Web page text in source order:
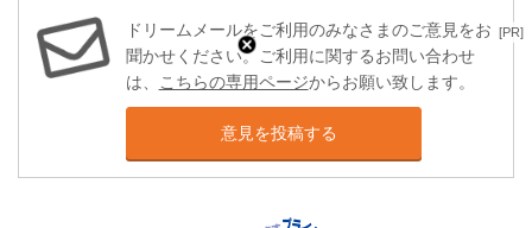
[PR]
ドリームメールをご利用のみなさまのご意見をお
聞かせください。ご利用に関するお問い合わせ
は、 こちらの専用ページからお願い致します。
意見を投稿する